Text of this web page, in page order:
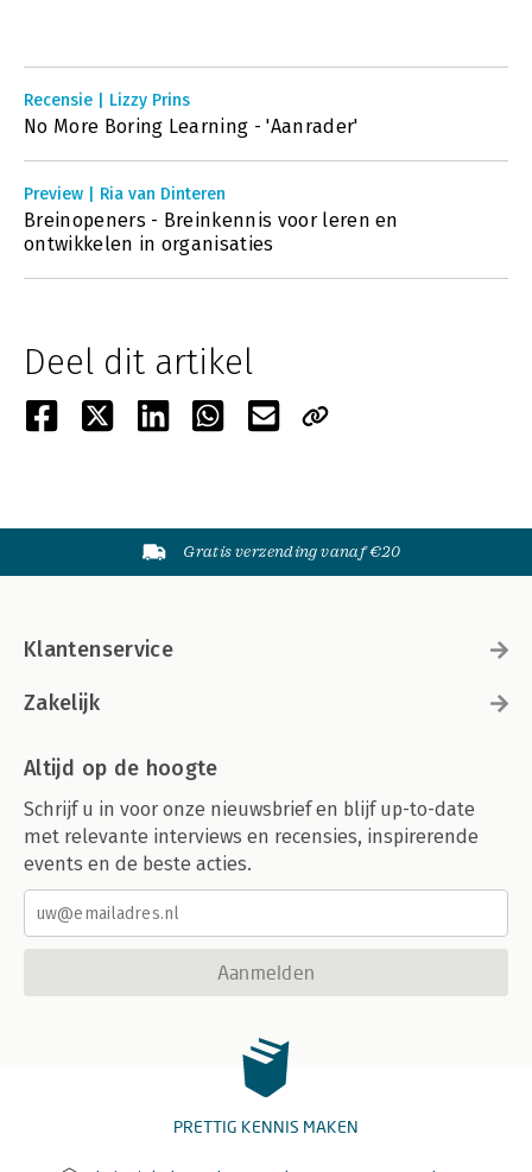
Recensie | Lizzy Prins
No More Boring Learning - 'Aanrader'
Preview | Ria van Dinteren
Breinopeners - Breinkennis voor leren en
ontwikkelen in organisaties
Deel dit artikel
Gratis verzending vanaf €20
Klantenservice
Zakelijk
Altijd op de hoogte
Schrijf u in voor onze nieuwsbrief en blijf up-to-date
met relevante interviews en recensies, inspirerende
events en de beste acties.
Aanmelden
PRETTIG KENNIS MAKEN